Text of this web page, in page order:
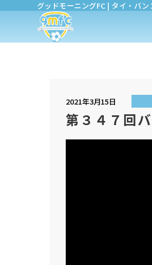
グッドモーニングFC | タイ・バ
2021年3月15日
第３４７回